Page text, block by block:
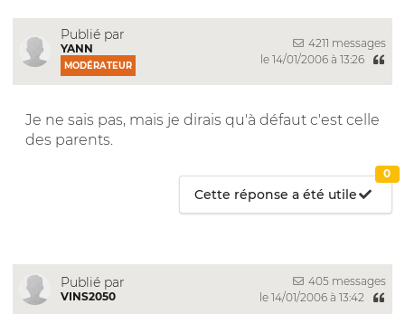
Publié par
YANN
MODÉRATEUR
4211 messages
le 14/01/2006 à 13:26
Je ne sais pas, mais je dirais qu'à défaut c'est celle
des parents.
Cette réponse a été utile
0
Publié par
VINS2050
405 messages
le 14/01/2006 à 13:42